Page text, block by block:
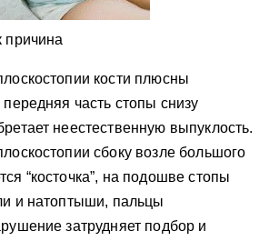
причина
кости плюсны
часть стопы снизу
неестественную выпуклость.
сбоку возле большого
“косточка”, на подошве стопы
и натоптыши, пальцы
затрудняет подбор и